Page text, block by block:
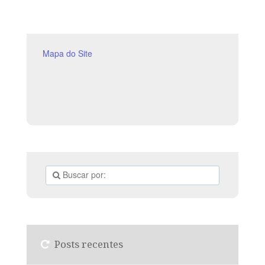
Mapa do Site
Posts recentes